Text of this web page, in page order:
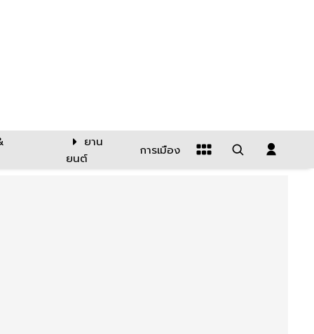
ยาน
ยนต์
การเมือง